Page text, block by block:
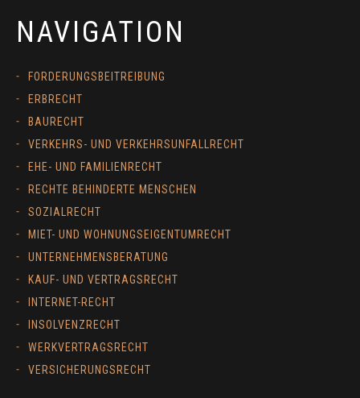
NAVIGATION
FORDERUNGSBEITREIBUNG
ERBRECHT
BAURECHT
VERKEHRS- UND VERKEHRSUNFALLRECHT
EHE- UND FAMILIENRECHT
RECHTE BEHINDERTE MENSCHEN
SOZIALRECHT
MIET- UND WOHNUNGSEIGENTUMRECHT
UNTERNEHMENSBERATUNG
KAUF- UND VERTRAGSRECHT
INTERNET-RECHT
INSOLVENZRECHT
WERKVERTRAGSRECHT
VERSICHERUNGSRECHT